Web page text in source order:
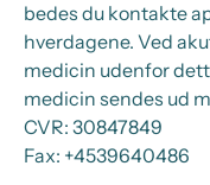
bedes du kontakte
hverdagene. Ved
medicin udenfor
medicin sendes ud
CVR: 30847849
Fax: +4539640486